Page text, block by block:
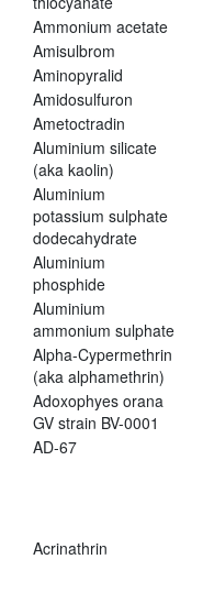
Ammonium acetate
Amisulbrom
Aminopyralid
Amidosulfuron
Ametoctradin
Aluminium silicate
(aka kaolin)
Aluminium
potassium sulphate
dodecahydrate
Aluminium
phosphide
Aluminium
ammonium sulphate
Alpha-Cypermethrin
(aka alphamethrin)
Adoxophyes orana
GV strain BV-0001
AD-67
Acrinathrin